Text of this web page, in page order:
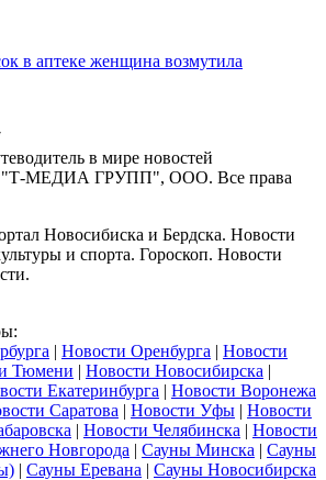
в аптеке женщина возмутила
в мире новостей
"Т-МЕДИА ГРУПП", ООО. Все права
Новосибиска и Бердска. Новости
и спорта. Гороскоп. Новости
| Новости Оренбурга | Новости
Тюмени | Новости Новосибирска |
Екатеринбурга | Новости Воронежа
Саратова | Новости Уфы | Новости
| Новости Челябинска | Новости
Новгорода | Сауны Минска | Сауны
| Сауны Еревана | Сауны Новосибирска